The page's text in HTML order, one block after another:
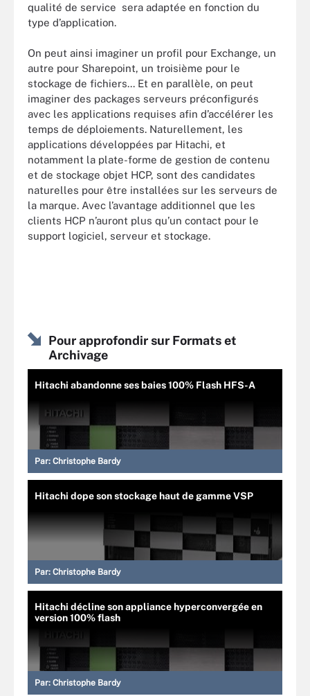
qualité de service sera adaptée en fonction du
type d’application.
On peut ainsi imaginer un profil pour Exchange, un
autre pour Sharepoint, un troisième pour le
stockage de fichiers... Et en parallèle, on peut
imaginer des packages serveurs préconfigurés
avec les applications requises afin d’accélérer les
temps de déploiements. Naturellement, les
applications développées par Hitachi, et
notamment la plate-forme de gestion de contenu
et de stockage objet HCP, sont des candidates
naturelles pour être installées sur les serveurs de
la marque. Avec l’avantage additionnel que les
clients HCP n’auront plus qu’un contact pour le
support logiciel, serveur et stockage.
Pour approfondir sur Formats et
Archivage
Hitachi abandonne ses baies 100% Flash HFS-A
Par: Christophe Bardy
Hitachi dope son stockage haut de gamme VSP
Par: Christophe Bardy
Hitachi décline son appliance hyperconvergée en
version 100% flash
Par: Christophe Bardy